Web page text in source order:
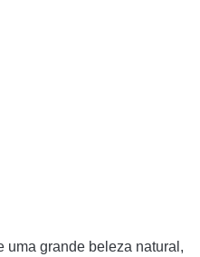
uma grande beleza natural,